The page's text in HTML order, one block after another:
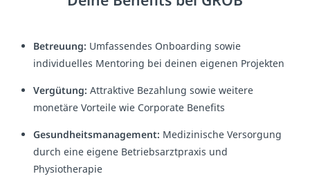
Betreuung: Umfassendes Onboarding sowie
individuelles Mentoring bei deinen eigenen Projekten
Vergütung: Attraktive Bezahlung sowie weitere
monetäre Vorteile wie Corporate Benefits
Gesundheitsmanagement: Medizinische Versorgung
durch eine eigene Betriebsarztpraxis und
Physiotherapie